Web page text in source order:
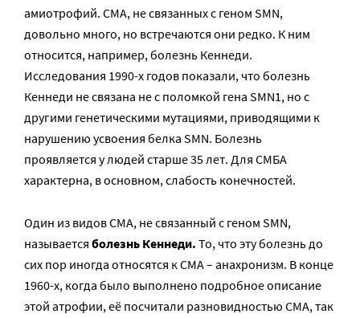
амиотрофий. СМА, не связанных с геном SMN,
довольно много, но встречаются они редко. К ним
относится, например, болезнь Кеннеди.
Исследования 1990-х годов показали, что болезнь
Кеннеди не связана не с поломкой гена SMN1, но с
другими генетическими мутациями, приводящими к
нарушению усвоения белка SMN. Болезнь
проявляется у людей старше 35 лет. Для СМБА
характерна, в основном, слабость конечностей.
Один из видов СМА, не связанный с геном SMN,
называется болезнь Кеннеди. То, что эту болезнь до
сих пор иногда относятся к СМА – анахронизм. В конце
1960-х, когда было выполнено подробное описание
этой атрофии, её посчитали разновидностью СМА, так